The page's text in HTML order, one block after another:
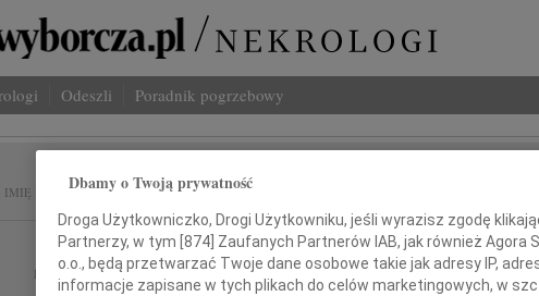
Odeszli Poradnik pogrzebowy
IMIĘ I NAZWISKO: Andrzej Cedro
REGION: Warszawa
DATA EMISJI: 24.07.2009
Dbamy o Twoją prywatność
Droga Użytkowniczko, Drogi Użytkowniku, jeśli wyrazisz zgodę
Partnerzy, w tym [ 874 ] Zaufanych Partnerów IAB, jak również Agora
o.o., będą przetwarzać Twoje dane osobowe takie jak adresy IP,
informacje zapisane w tych plikach do celów marketingowych, w